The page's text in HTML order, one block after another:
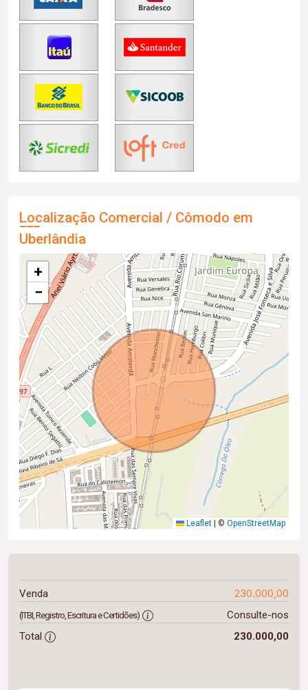
Localização Comercial / Cômodo em
Uberlândia
+
−
Leaflet | © OpenStreetMap
Venda 230.000,00
(ITBI, Registro, Escritura e Certidões)
Consulte-nos
Total
230.000,00